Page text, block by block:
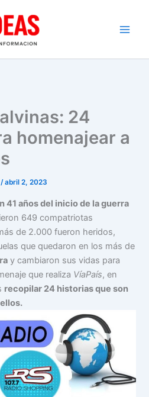
24
homenajear a
/abril 2, 2023
41 años del inicio de laguerra
649 compatriotas
de 2.000 fueron heridos,
que quedaron en los más de
y cambiaron sus vidas para
que realiza VíaPaís, en
recopilar 24 historias que son